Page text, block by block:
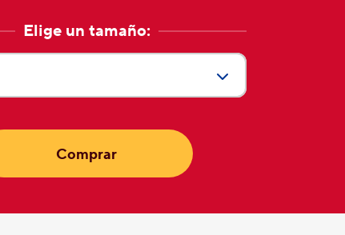
Elige un tamaño:
Comprar